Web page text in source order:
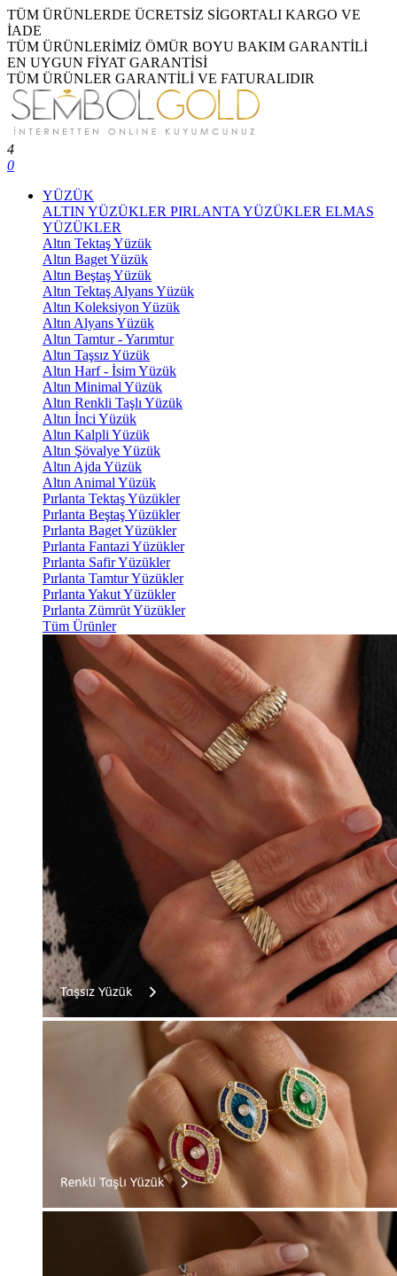
TÜM ÜRÜNLERDE ÜCRETSİZ SİGORTALI KARGO VE
İADE
TÜM ÜRÜNLERİMİZ ÖMÜR BOYU BAKIM GARANTİLİ
EN UYGUN FİYAT GARANTİSİ
TÜM ÜRÜNLER GARANTİLİ VE FATURALIDIR
4
0
YÜZÜK
ALTIN YÜZÜKLER PIRLANTA YÜZÜKLER ELMAS
YÜZÜKLER
Altın Tektaş Yüzük
Altın Baget Yüzük
Altın Beştaş Yüzük
Altın Tektaş Alyans Yüzük
Altın Koleksiyon Yüzük
Altın Alyans Yüzük
Altın Tamtur - Yarımtur
Altın Taşsız Yüzük
Altın Harf - İsim Yüzük
Altın Minimal Yüzük
Altın Renkli Taşlı Yüzük
Altın İnci Yüzük
Altın Kalpli Yüzük
Altın Şövalye Yüzük
Altın Ajda Yüzük
Altın Animal Yüzük
Pırlanta Tektaş Yüzükler
Pırlanta Beştaş Yüzükler
Pırlanta Baget Yüzükler
Pırlanta Fantazi Yüzükler
Pırlanta Safir Yüzükler
Pırlanta Tamtur Yüzükler
Pırlanta Yakut Yüzükler
Pırlanta Zümrüt Yüzükler
Tüm Ürünler